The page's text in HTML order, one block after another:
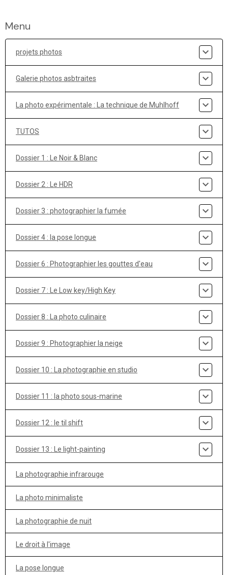
Menu
projets photos
Galerie photos asbtraites
La photo expérimentale : La technique de Muhlhoff
TUTOS
Dossier 1 : Le Noir & Blanc
Dossier 2 : Le HDR
Dossier 3 : photographier la fumée
Dossier 4 : la pose longue
Dossier 6 : Photographier les gouttes d'eau
Dossier 7 : Le Low key/High Key
Dossier 8 : La photo culinaire
Dossier 9 : Photographier la neige
Dossier 10 : La photographie en studio
Dossier 11 : la photo sous-marine
Dossier 12 : le til shift
Dossier 13 : Le light-painting
La photographie infrarouge
La photo minimaliste
La photographie de nuit
Le droit à l'image
La pose longue